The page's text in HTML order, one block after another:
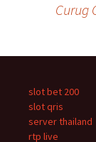
Curug
slot bet 200
slot qris
server thailand
rtp live